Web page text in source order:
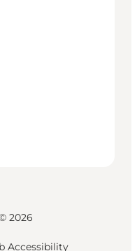
2026
Accessibility